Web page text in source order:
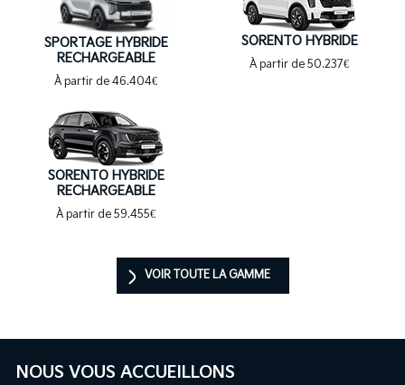
SPORTAGE HYBRIDE
RECHARGEABLE
À partir de 46.404€
SORENTO HYBRIDE
À partir de 50.237€
SORENTO HYBRIDE
RECHARGEABLE
À partir de 59.455€
VOIR TOUTE LA GAMME
NOUS VOUS ACCUEILLONS